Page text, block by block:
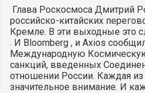
Глава Роскосмоса Дмитрий
российско-китайских
Кремле. В эти выходные это
. И Bloomberg , и Axios
Международную
санкций, введенных
отношении России. Каждая из
значительное внимание. И